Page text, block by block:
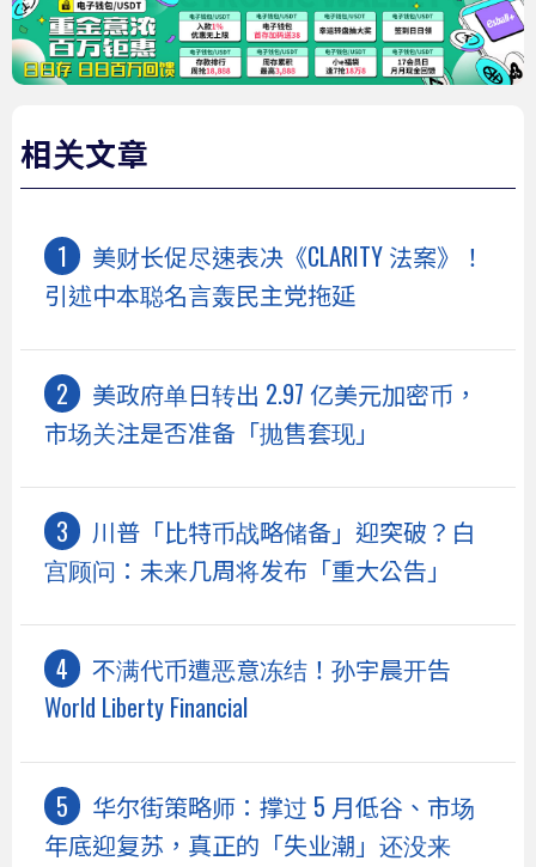
相关文章
美财长促尽速表决《CLARITY 法案》！
引述中本聪名言轰民主党拖延
美政府单日转出 2.97 亿美元加密币，
市场关注是否准备「抛售套现」
川普「比特币战略储备」迎突破？白
宫顾问：未来几周将发布「重大公告」
不满代币遭恶意冻结！孙宇晨开告
World Liberty Financial
华尔街策略师：撑过 5 月低谷、市场
年底迎复苏，真正的「失业潮」还没来